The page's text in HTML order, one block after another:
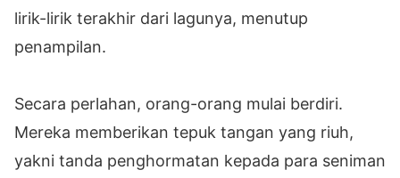
lirik-lirik terakhir dari lagunya, menutup
penampilan.
Secara perlahan, orang-orang mulai berdiri.
Mereka memberikan tepuk tangan yang riuh,
yakni tanda penghormatan kepada para seniman